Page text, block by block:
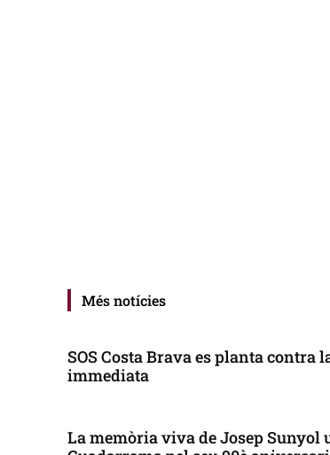
Més notícies
SOS Costa Brava es planta contra
immediata
La memòria viva de Josep Sunyol